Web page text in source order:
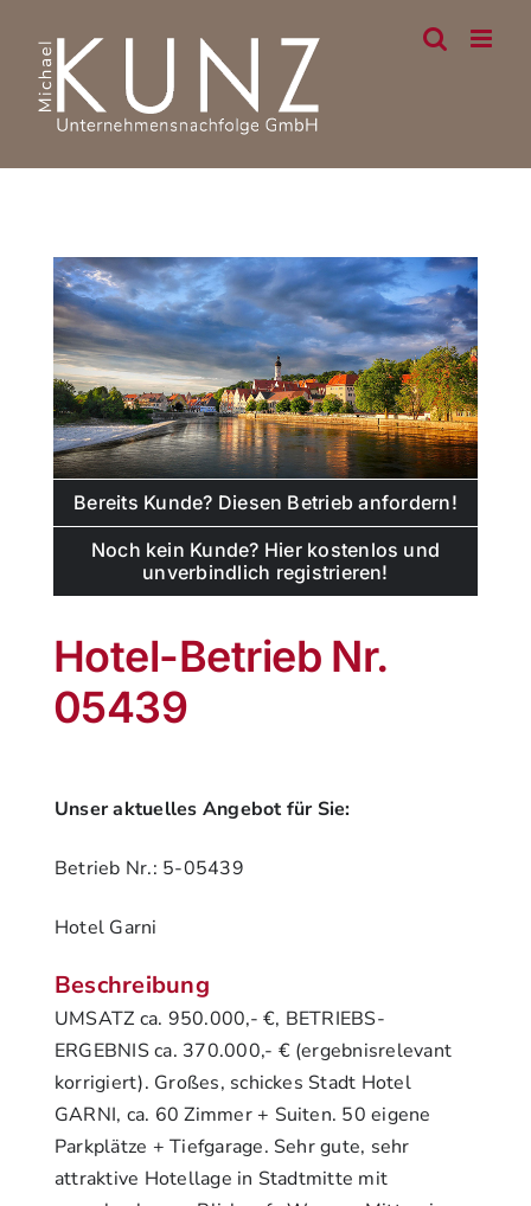
content
Bereits Kunde? Diesen Betrieb anfordern!
Noch kein Kunde? Hier kostenlos und
unverbindlich registrieren!
Hotel-Betrieb Nr.
05439
Unser aktuelles Angebot für Sie:
Betrieb Nr.: 5-05439
Hotel Garni
Beschreibung
UMSATZ ca. 950.000,- €, BETRIEBS-
ERGEBNIS ca. 370.000,- € (ergebnisrelevant
korrigiert). Großes, schickes Stadt Hotel
GARNI, ca. 60 Zimmer + Suiten. 50 eigene
Parkplätze + Tiefgarage. Sehr gute, sehr
attraktive Hotellage in Stadtmitte mit